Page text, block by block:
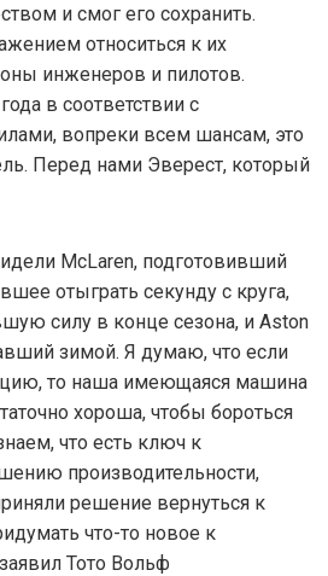
и смог его сохранить.
относиться к их
инженеров и пилотов.
в соответствии с
вопреки всем шансам, это
Перед нами Эверест, который
McLaren, подготовивший
отыграть секунду с круга,
силу в конце сезона, и Aston
зимой. Я думаю, что если
то наша имеющаяся машина
хороша, чтобы бороться
что есть ключ к
производительности,
решение вернуться к
что-то новое к
Тото Вольф